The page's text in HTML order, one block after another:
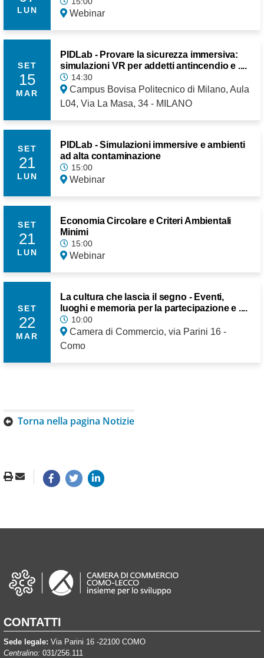
LUN Webinar
SET
15
MAR
PIDLab - Provare la sicurezza immersiva:
simulazioni VR per addetti antincendio e ....
14:30
Campus Bovisa Politecnico di Milano, Aula
L04, Via La Masa, 34 - MILANO
SET
21
LUN
PIDLab - Simulazioni immersive e ambienti
ad alta contaminazione
15:00
Webinar
SET
21
LUN
Economia Circolare e Criteri Ambientali
Minimi
15:00
Webinar
SET
22
MAR
La cultura che lascia il segno - Eventi,
luoghi e memoria per la partecipazione e ....
10:00
Camera di Commercio, via Parini 16 -
Como
Torna nella pagina Notizie
CONTATTI
Sede legale: Via Parini 16 -22100 COMO
Centralino: 031/256.111